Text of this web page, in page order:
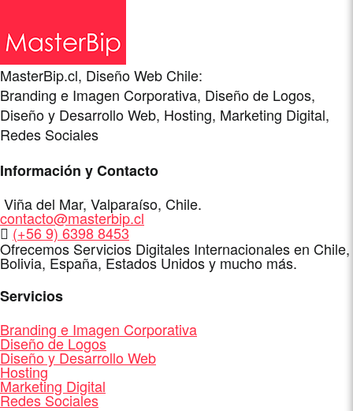
MasterBip.cl, Diseño Web Chile:
Branding e Imagen Corporativa, Diseño de Logos,
Diseño y Desarrollo Web, Hosting, Marketing Digital,
Redes Sociales
Información y Contacto
Dirección
Viña del Mar, Valparaíso, Chile.
E-
Mail
contacto@masterbip.cl
WhatsApp
(+56 9) 6398 8453
Ofrecemos Servicios Digitales Internacionales en Chile,
Bolivia, España, Estados Unidos y mucho más.
Servicios
Branding e Imagen Corporativa
Diseño de Logos
Diseño y Desarrollo Web
Hosting
Marketing Digital
Redes Sociales